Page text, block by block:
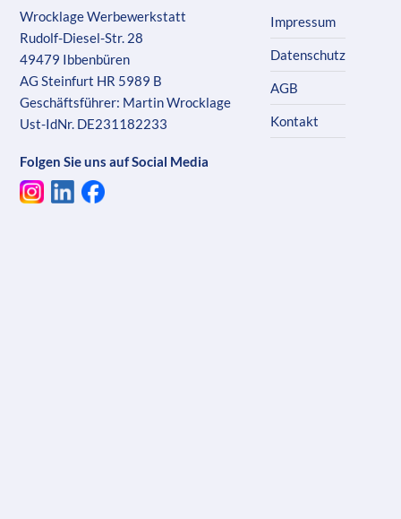
Wrocklage Werbewerkstatt
Rudolf-Diesel-Str. 28
49479 Ibbenbüren
AG Steinfurt HR 5989 B
Geschäftsführer: Martin Wrocklage
Ust-IdNr. DE231182233
Folgen Sie uns auf Social Media
Impressum
Datenschutz
AGB
Kontakt